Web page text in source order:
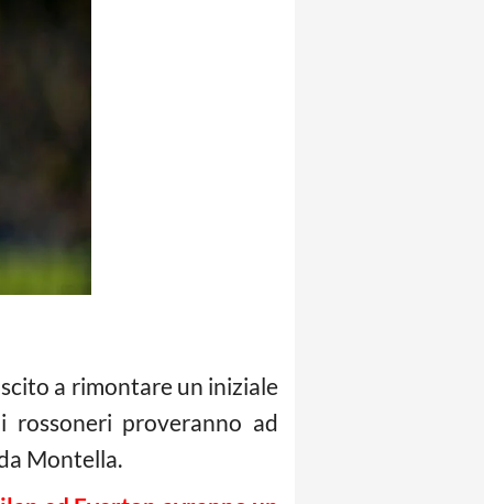
a rimontare un iniziale
rossoneri proveranno ad
Montella.